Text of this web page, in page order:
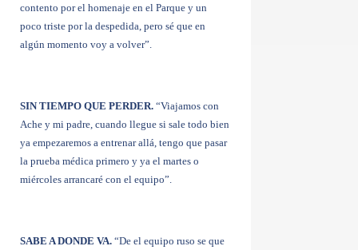
contento por el homenaje en el Parque y un
poco triste por la despedida, pero sé que en
algún momento voy a volver”.
SIN TIEMPO QUE PERDER. “Viajamos con
Ache y mi padre, cuando llegue si sale todo bien
ya empezaremos a entrenar allá, tengo que pasar
la prueba médica primero y ya el martes o
miércoles arrancaré con el equipo”.
SABE A DONDE VA. “De el equipo ruso se que